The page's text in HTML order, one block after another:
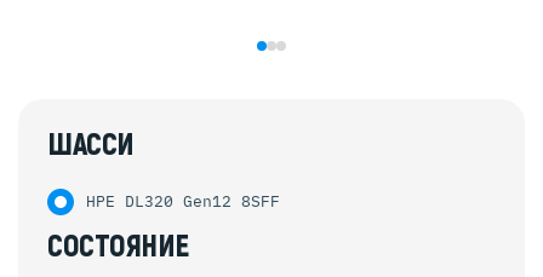
ШАССИ
HPE DL320 Gen12 8SFF
СОСТОЯНИЕ